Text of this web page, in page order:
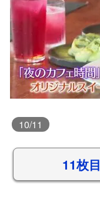
10/11
11枚